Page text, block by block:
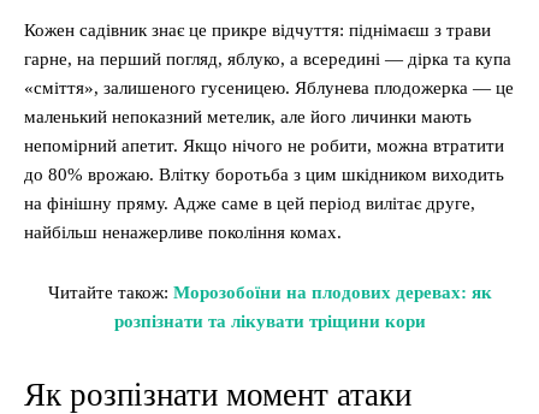
Кожен садівник знає це прикре відчуття: піднімаєш з трави
гарне, на перший погляд, яблуко, а всередині — дірка та купа
«сміття», залишеного гусеницею. Яблунева плодожерка — це
маленький непоказний метелик, але його личинки мають
непомірний апетит. Якщо нічого не робити, можна втратити
до 80% врожаю. Влітку боротьба з цим шкідником виходить
на фінішну пряму. Адже саме в цей період вилітає друге,
найбільш ненажерливе покоління комах.
Читайте також: Морозобоїни на плодових деревах: як
розпізнати та лікувати тріщини кори
Як розпізнати момент атаки